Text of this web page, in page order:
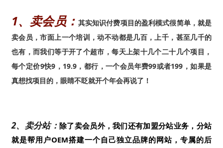
1、卖会员： 其实知识付费项目的盈利模式很简单，就是
卖会员，市面上一个培训，动不动都是几百，上千，甚至几千的
也有，而我们等于开了个超市，每天上架十几个二十几个项目，
每个定价9快9，19.9，都行，一个会员年费99或者199，如果是
真想找项目的，眼睛不眨就开个年会再说了！
2、卖分站： 除了卖会员外，我们还有加盟分站业务，分站
就是帮用户OEM搭建一个自己独立品牌的网站，专属的后